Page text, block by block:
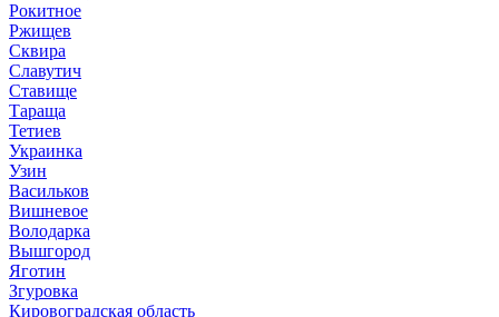
Рокитное
Ржищев
Сквира
Славутич
Ставище
Тараща
Тетиев
Украинка
Узин
Васильков
Вишневое
Володарка
Вышгород
Яготин
Згуровка
Кировоградская область